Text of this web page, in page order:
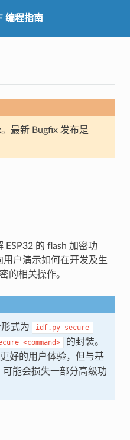
编程指南
最新 Bugfix 发布是
ESP32 的 flash 加密功
户演示如何在开发及生
的相关操作。
式为 idf.py secure-
<command>
的封装。
好的用户体验，但与基
可能会损失一部分高级功